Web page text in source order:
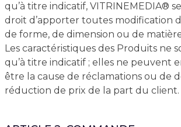
qu’à titre indicatif, VITRINEMEDIA®
droit d’apporter toutes modification
de forme, de dimension ou de
Les caractéristiques des Produits ne
qu’à titre indicatif ; elles ne peuvent
être la cause de réclamations ou de
réduction de prix de la part du client.